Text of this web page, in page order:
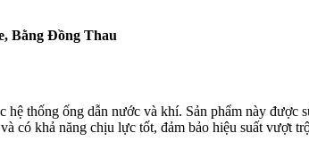
Bằng Đồng Thau
hệ thống ống dẫn nước và khí. Sản phẩm này
có khả năng chịu lực tốt, đảm bảo hiệu suất vượt